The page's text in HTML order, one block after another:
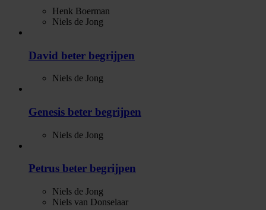
Henk Boerman
Niels de Jong
David beter begrijpen
Niels de Jong
Genesis beter begrijpen
Niels de Jong
Petrus beter begrijpen
Niels de Jong
Niels van Donselaar